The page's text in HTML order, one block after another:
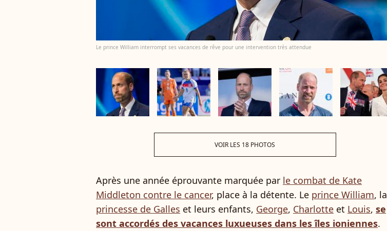
Le prince William interrompt ses vacances de rêve pour une intervention très attendue
VOIR LES 18 PHOTOS
Après une année éprouvante marquée par le combat de Kate
Middleton contre le cancer, place à la détente. Le prince William, la
princesse de Galles et leurs enfants, George, Charlotte et Louis, se
sont accordés des vacances luxueuses dans les îles ioniennes.